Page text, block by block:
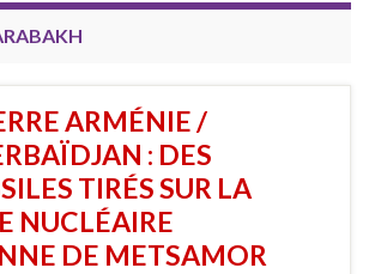
ARMÉNIE /
: DES
TIRÉS SUR LA
NUCLÉAIRE
DE METSAMOR